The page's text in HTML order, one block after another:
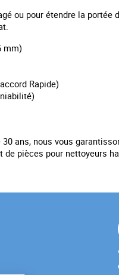
ou pour étendre la
mm)
Rapide)
ans, nous vous
pièces pour nettoyeurs